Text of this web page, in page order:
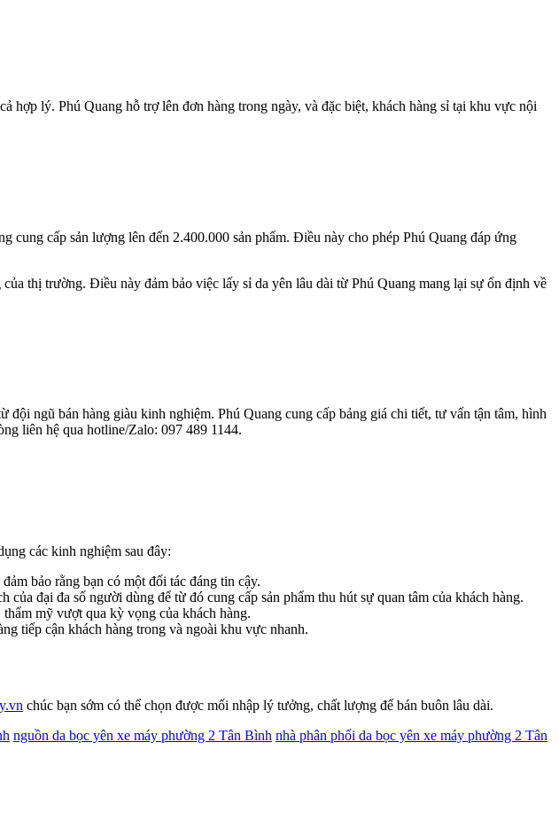
hợp lý. Phú Quang hỗ trợ lên đơn hàng trong ngày, và đặc biệt, khách hàng sỉ tại khu vực nội
cấp sản lượng lên đến 2.400.000 sản phẩm. Điều này cho phép Phú Quang đáp ứng
thị trường. Điều này đảm bảo việc lấy sỉ da yên lâu dài từ Phú Quang mang lại sự ổn định về
ngũ bán hàng giàu kinh nghiệm. Phú Quang cung cấp bảng giá chi tiết, tư vấn tận tâm, hình
liên hệ qua hotline/Zalo: 097 489 1144.
các kinh nghiệm sau đây:
bảo rằng bạn có một đối tác đáng tin cậy.
đại đa số người dùng để từ đó cung cấp sản phẩm thu hút sự quan tâm của khách hàng.
mỹ vượt qua kỳ vọng của khách hàng.
tiếp cận khách hàng trong và ngoài khu vực nhanh.
chúc bạn sớm có thể chọn được mối nhập lý tưởng, chất lượng để bán buôn lâu dài.
nguồn da bọc yên xe máy phường 2 Tân Bình nhà phân phối da bọc yên xe máy phường 2 Tân